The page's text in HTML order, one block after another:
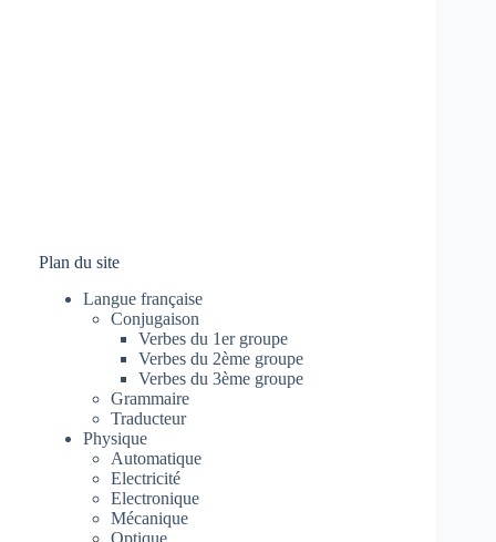
Plan du site
Langue française
Conjugaison
Verbes du 1er groupe
Verbes du 2ème groupe
Verbes du 3ème groupe
Grammaire
Traducteur
Physique
Automatique
Electricité
Electronique
Mécanique